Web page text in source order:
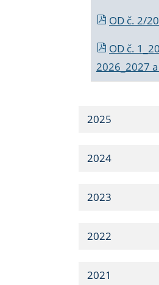
OD č. 2/
OD č.
2026_2027
2025
2024
2023
2022
2021